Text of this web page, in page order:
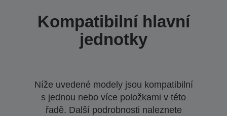
Kompatibilní hlavní
jednotky
Níže uvedené modely jsou kompatibilní
s jednou nebo více položkami v této
řadě. Další podrobnosti naleznete